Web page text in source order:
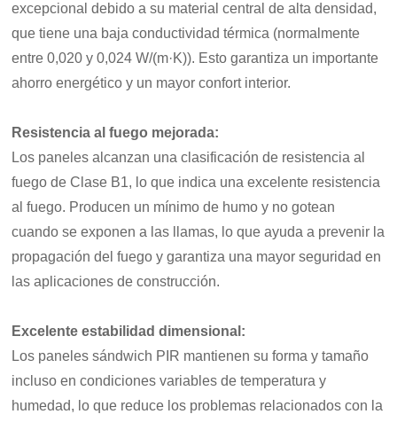
excepcional debido a su material central de alta densidad,
que tiene una baja conductividad térmica (normalmente
entre 0,020 y 0,024 W/(m·K)). Esto garantiza un importante
ahorro energético y un mayor confort interior.
Resistencia al fuego mejorada:
Los paneles alcanzan una clasificación de resistencia al
fuego de Clase B1, lo que indica una excelente resistencia
al fuego. Producen un mínimo de humo y no gotean
cuando se exponen a las llamas, lo que ayuda a prevenir la
propagación del fuego y garantiza una mayor seguridad en
las aplicaciones de construcción.
Excelente estabilidad dimensional :
Los paneles sándwich PIR mantienen su forma y tamaño
incluso en condiciones variables de temperatura y
humedad, lo que reduce los problemas relacionados con la